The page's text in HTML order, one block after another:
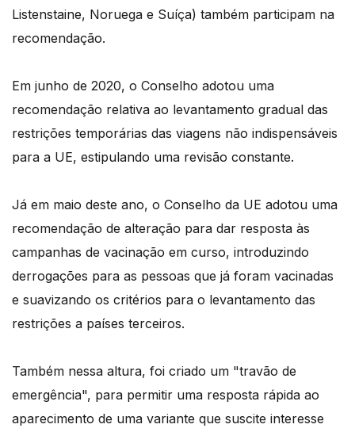
Listenstaine, Noruega e Suíça) também participam na
recomendação.
Em junho de 2020, o Conselho adotou uma
recomendação relativa ao levantamento gradual das
restrições temporárias das viagens não indispensáveis
para a UE, estipulando uma revisão constante.
Já em maio deste ano, o Conselho da UE adotou uma
recomendação de alteração para dar resposta às
campanhas de vacinação em curso, introduzindo
derrogações para as pessoas que já foram vacinadas
e suavizando os critérios para o levantamento das
restrições a países terceiros.
Também nessa altura, foi criado um "travão de
emergência", para permitir uma resposta rápida ao
aparecimento de uma variante que suscite interesse